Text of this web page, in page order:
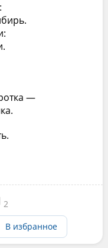
—
2
В избранное